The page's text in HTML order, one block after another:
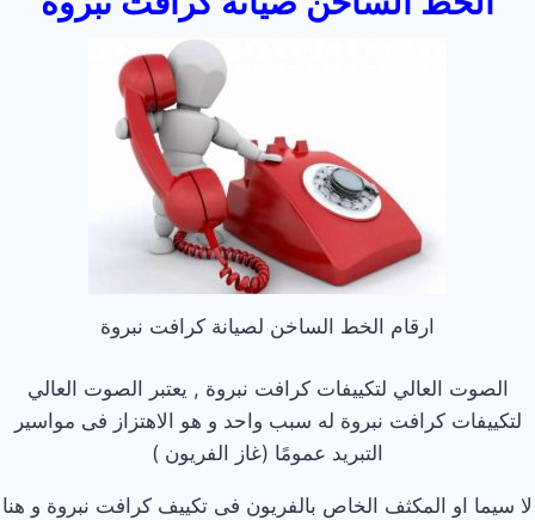
ارقام الخط الساخن لصيانة كرافت نبروة
الصوت العالي لتكييفات كرافت نبروة , يعتبر الصوت العالي
لتكييفات كرافت نبروة له سبب واحد و هو الاهتزاز فى مواسير
التبريد عمومًا (غاز الفريون )
لا سيما او المكثف الخاص بالفريون فى تكييف كرافت نبروة و هنا